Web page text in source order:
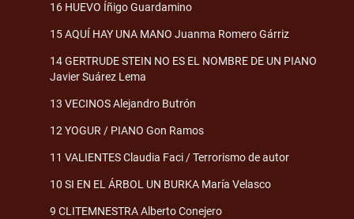
16 HUEVO Íñigo Guardamino
15 AQUÍ HAY UNA MANO Juanma Romero Gárriz
14 GERTRUDE STEIN NO ES EL NOMBRE DE UN PIANO
Javier Suárez Lema
13 VECINOS Alejandro Butrón
12 YOGUR / PIANO Gon Ramos
11 VALIENTES Claudia Faci / Terrorismo de autor
10 SI EN EL ÁRBOL UN BURKA María Velasco
9 CLITEMNESTRA Alberto Conejero